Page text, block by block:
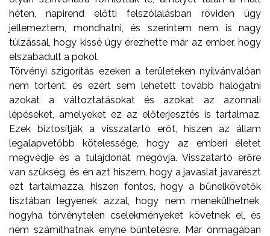
héten, napirend előtti felszólalásban röviden úgy
jellemeztem, mondhatni, és szerintem nem is nagy
túlzással, hogy kissé úgy érezhette már az ember, hogy
elszabadult a pokol.
Törvényi szigorítás ezeken a területeken nyilvánvalóan
nem történt, és ezért sem lehetett tovább halogatni
azokat a változtatásokat és azokat az azonnali
lépéseket, amelyeket ez az előterjesztés is tartalmaz.
Ezek biztosítják a visszatartó erőt, hiszen az állam
legalapvetőbb kötelessége, hogy az emberi életet
megvédje és a tulajdonát megóvja. Visszatartó erőre
van szükség, és én azt hiszem, hogy a javaslat javarészt
ezt tartalmazza, hiszen fontos, hogy a bűnelkövetők
tisztában legyenek azzal, hogy nem menekülhetnek,
hogyha törvénytelen cselekményeket követnek el, és
nem számíthatnak enyhe büntetésre. Már önmagában